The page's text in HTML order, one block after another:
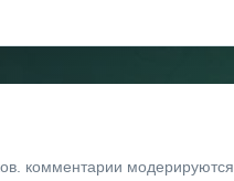
комментарии модерируются